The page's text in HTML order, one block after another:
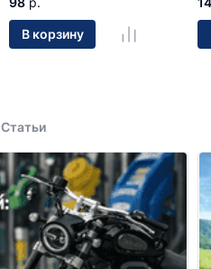
В корзину
Статьи